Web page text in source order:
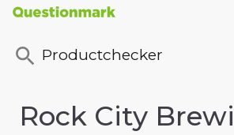
Productchecker
Rock City